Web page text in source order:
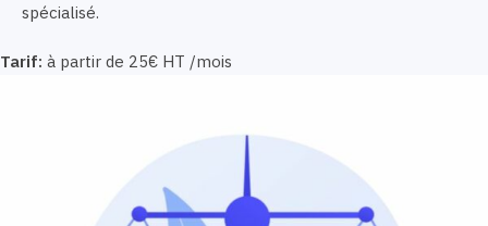
spécialisé.
Tarif: à partir de 25€ HT /mois